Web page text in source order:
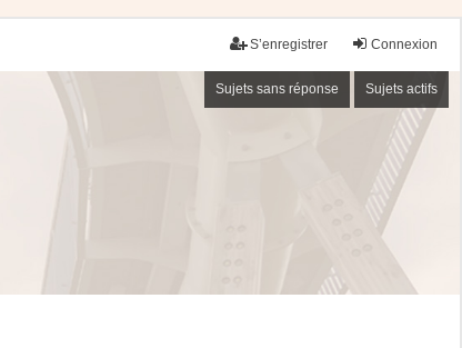
Connexion
S’enregistrer
Sujets sans réponse Sujets actifs